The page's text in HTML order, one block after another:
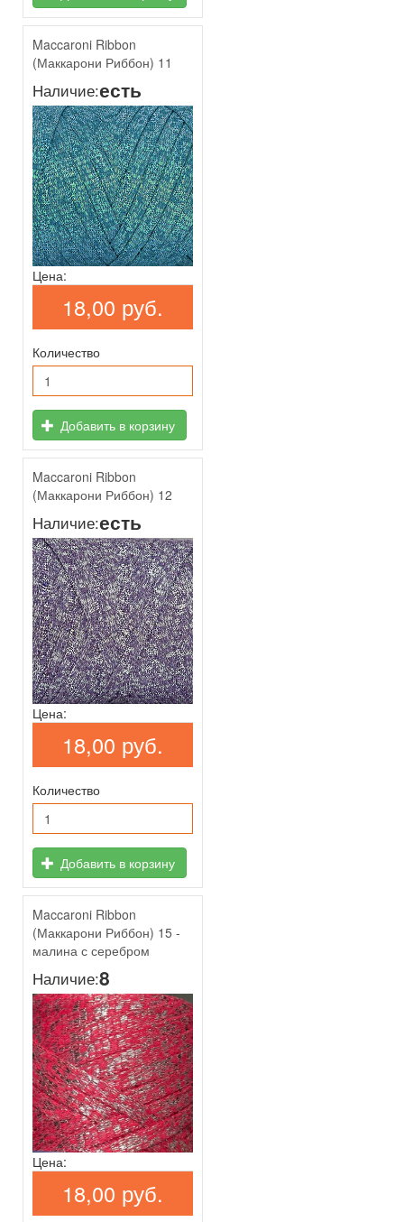
Maccaroni Ribbon
(Маккарони Риббон) 11
Наличие:есть
Цена:
18,00 руб.
Количество
Добавить в корзину
Maccaroni Ribbon
(Маккарони Риббон) 12
Наличие:есть
Цена:
18,00 руб.
Количество
Добавить в корзину
Maccaroni Ribbon
(Маккарони Риббон) 15 -
малина с серебром
Наличие:8
Цена:
18,00 руб.